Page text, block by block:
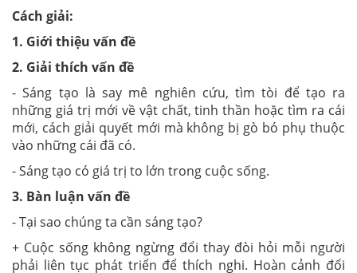
Cách giải:
1. Giới thiệu vấn đề
2. Giải thích vấn đề
- Sáng tạo là say mê nghiên cứu, tìm tòi để tạo ra
những giá trị mới về vật chất, tinh thần hoặc tìm ra cái
mới, cách giải quyết mới mà không bị gò bó phụ thuộc
vào những cái đã có.
- Sáng tạo có giá trị to lớn trong cuộc sống.
3. Bàn luận vấn đề
- Tại sao chúng ta cần sáng tạo?
+ Cuộc sống không ngừng đổi thay đòi hỏi mỗi người
phải liên tục phát triển để thích nghi. Hoàn cảnh đổi